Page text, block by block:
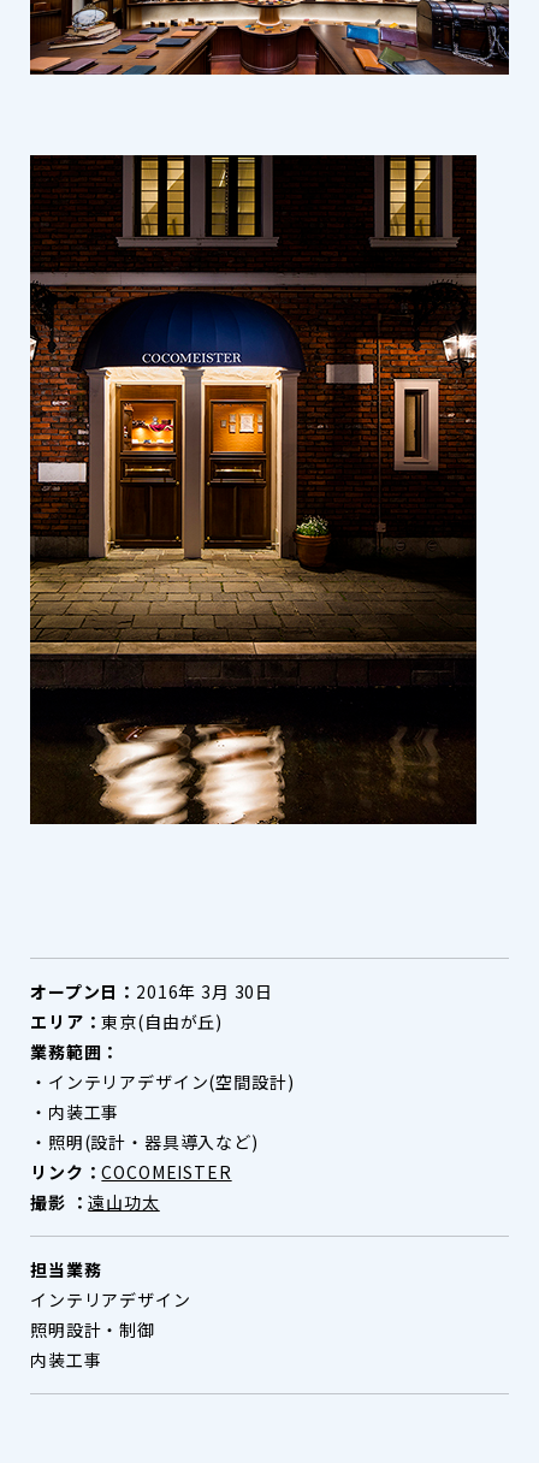
オープン日： 2016年 3月 30日
エリア：東京(自由が丘)
業務範囲：
・インテリアデザイン(空間設計)
・内装工事
・照明(設計・器具導入など)
リンク：COCOMEISTER
撮影 ：遠山功太
担当業務
インテリアデザイン
照明設計・制御
内装工事